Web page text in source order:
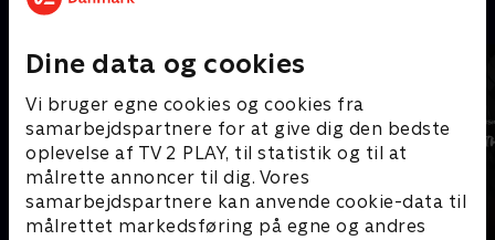
Dine data og cookies
Vi bruger egne cookies og cookies fra
samarbejdspartnere for at give dig den bedste
oplevelse af TV 2 PLAY, til statistik og til at
målrette annoncer til dig. Vores
samarbejdspartnere kan anvende cookie-data til
målrettet markedsføring på egne og andres
Mere indhold fra Disney+